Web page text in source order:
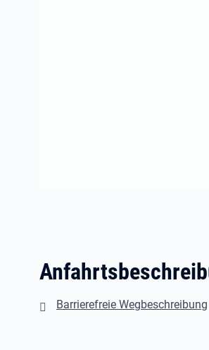
Barrierefreie Wegbeschreibung